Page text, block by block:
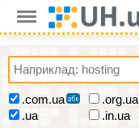
.com.ua .org.ua
.ua
.in.ua